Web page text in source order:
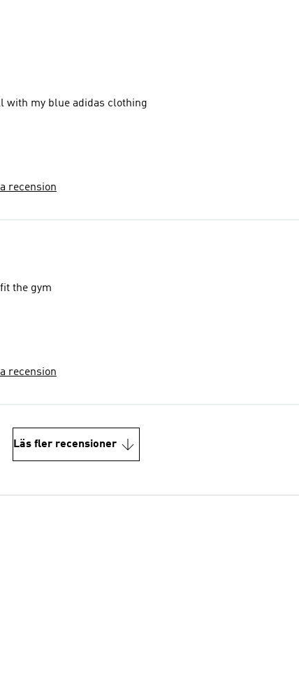
with my blue adidas clothing
recension
the gym
recension
Läs fler recensioner